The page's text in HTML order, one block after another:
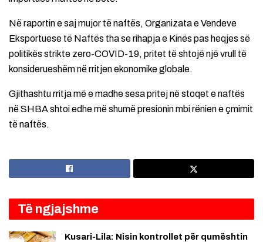
Në raportin e saj mujor të naftës, Organizata e Vendeve
Eksportuese të Naftës tha se rihapja e Kinës pas heqjes së
politikës strikte zero-COVID-19, pritet të shtojë një vrull të
konsiderueshëm në rritjen ekonomike globale.
Gjithashtu rritja më e madhe sesa pritej në stoqet e naftës
në SHBA shtoi edhe më shumë presionin mbi rënien e çmimit
të naftës.
Të ngjajshme
Kusari-Lila: Nisin kontrollet për qumështin